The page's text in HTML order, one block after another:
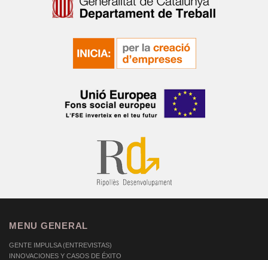
MENU GENERAL
GENTE IMPULSA (ENTREVISTAS)
INNOVACIONES Y CASOS DE ÉXITO